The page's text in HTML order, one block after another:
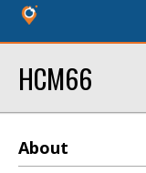
HCM66
About